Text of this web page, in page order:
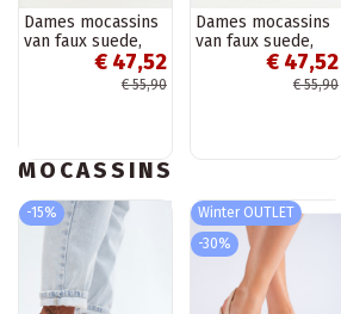
Dames mocassins
van faux suede,
bruin Laisie€ 47,52
€ 55,90
Dames mocassins
van faux suede,
kleikleur Laisie
€ 47,52
€ 55,90
MOCASSINS
-15%
Winter OUTLET
-30%